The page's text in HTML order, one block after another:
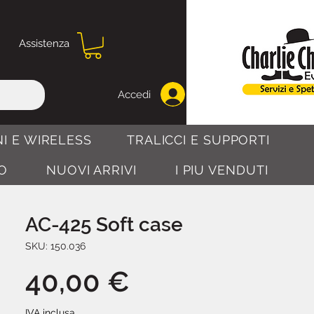
Assistenza
Accedi
E WIRELESS TRALICCI E SUPPORTI
NUOVI ARRIVI I PIU VENDUTI
AC-425 Soft case
SKU: 150.036
40,00 €